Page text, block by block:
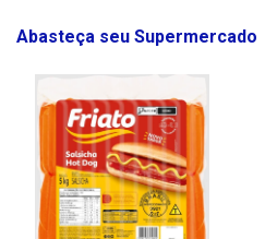
Abasteça seu Supermercado